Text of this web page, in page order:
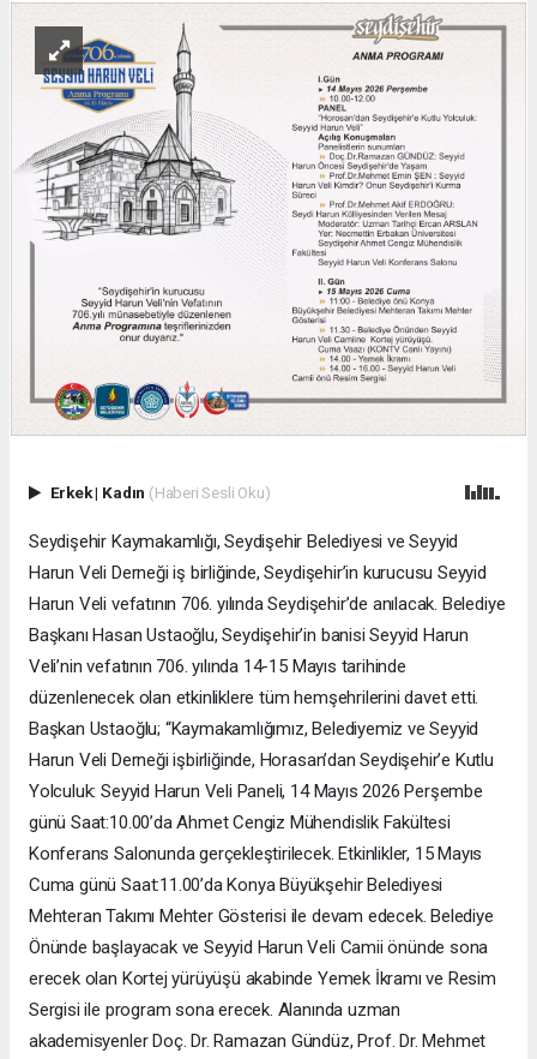
Erkek| Kadın (Haberi Sesli Oku)
Seydişehir Kaymakamlığı, Seydişehir Belediyesi ve Seyyid
Harun Veli Derneği iş birliğinde, Seydişehir’in kurucusu Seyyid
Harun Veli vefatının 706. yılında Seydişehir’de anılacak. Belediye
Başkanı Hasan Ustaoğlu, Seydişehir’in banisi Seyyid Harun
Veli’nin vefatının 706. yılında 14-15 Mayıs tarihinde
düzenlenecek olan etkinliklere tüm hemşehrilerini davet etti.
Başkan Ustaoğlu; “Kaymakamlığımız, Belediyemiz ve Seyyid
Harun Veli Derneği işbirliğinde, Horasan’dan Seydişehir’e Kutlu
Yolculuk: Seyyid Harun Veli Paneli, 14 Mayıs 2026 Perşembe
günü Saat:10.00’da Ahmet Cengiz Mühendislik Fakültesi
Konferans Salonunda gerçekleştirilecek. Etkinlikler, 15 Mayıs
Cuma günü Saat:11.00’da Konya Büyükşehir Belediyesi
Mehteran Takımı Mehter Gösterisi ile devam edecek. Belediye
Önünde başlayacak ve Seyyid Harun Veli Camii önünde sona
erecek olan Kortej yürüyüşü akabinde Yemek İkramı ve Resim
Sergisi ile program sona erecek. Alanında uzman
akademisyenler Doç. Dr. Ramazan Gündüz, Prof. Dr. Mehmet